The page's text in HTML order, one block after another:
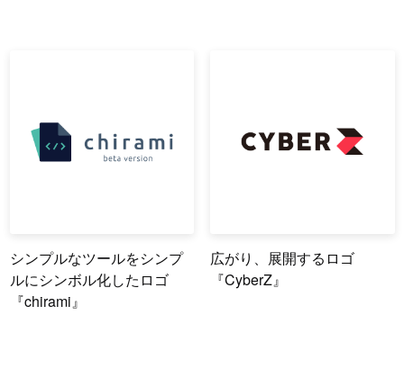
シンプルなツールをシンプ
ルにシンボル化したロゴ
『chirami』
広がり、展開するロゴ
『CyberZ』